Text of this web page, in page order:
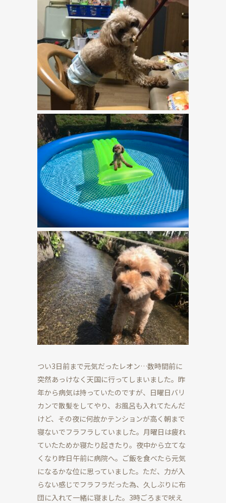
つい3日前まで元気だったレオン…数時間前に
突然あっけなく天国に行ってしまいました。昨
年から病気は持っていたのですが、日曜日バリ
カンで散髪をしてやり、お風呂も入れてたんだ
けど、その夜に何故かテンションが高く朝まで
寝ないでフラフラしていました。月曜日は疲れ
ていたためか寝たり起きたり。夜中から立てな
くなり昨日午前に病院へ。ご飯を食べたら元気
になるかな位に思っていました。ただ、力が入
らない感じでフラフラだった為、久しぶりに布
団に入れて一緒に寝ました。3時ごろまで吠え